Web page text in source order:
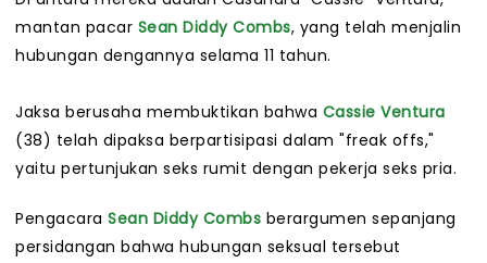
mantan pacar Sean Diddy Combs, yang telah menjalin
hubungan dengannya selama 11 tahun.
Jaksa berusaha membuktikan bahwa Cassie Ventura
(38) telah dipaksa berpartisipasi dalam "freak offs,"
yaitu pertunjukan seks rumit dengan pekerja seks pria.
Pengacara Sean Diddy Combs berargumen sepanjang
persidangan bahwa hubungan seksual tersebut